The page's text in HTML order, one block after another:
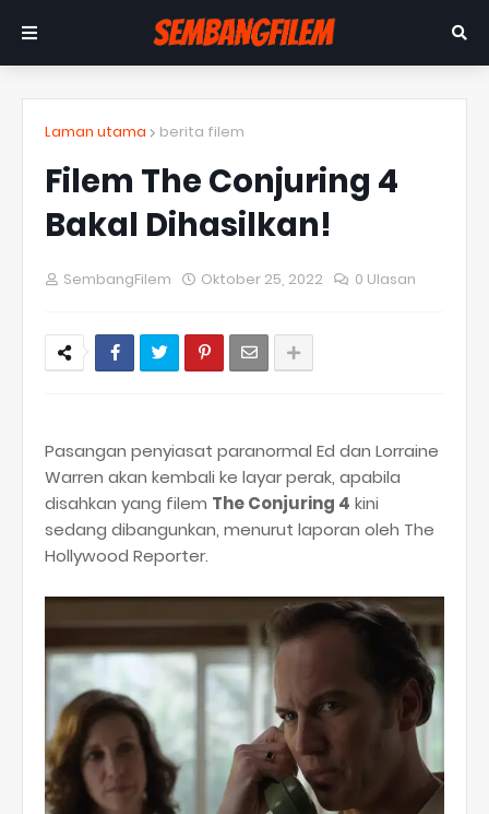
Laman utama berita filem
Filem The Conjuring 4
Bakal Dihasilkan!
SembangFilem Oktober 25, 2022 0 Ulasan
Pasangan penyiasat paranormal Ed dan Lorraine
Warren akan kembali ke layar perak, apabila
disahkan yang filem The Conjuring 4 kini
sedang dibangunkan, menurut laporan oleh The
Hollywood Reporter.